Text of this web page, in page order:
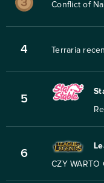
Conflict of
4 Terraria
5
6
CZY WARTO